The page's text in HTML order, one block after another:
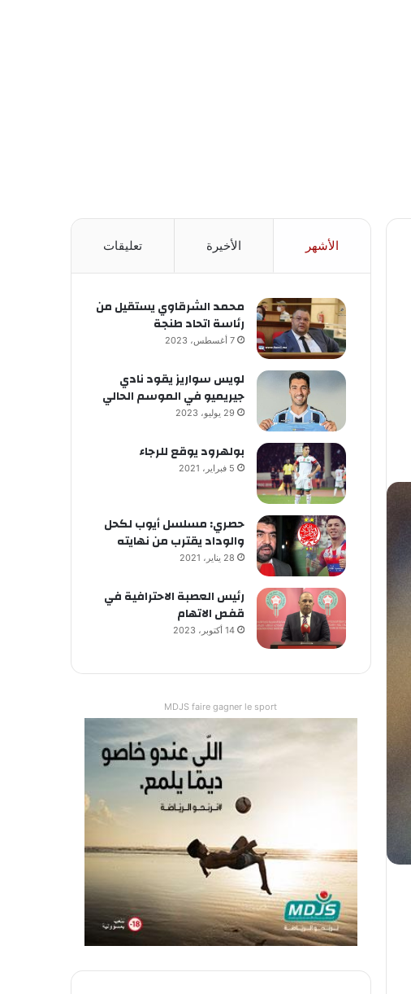
الأشهر الأخيرة تعليقات
محمد الشرقاوي يستقيل من
رئاسة اتحاد طنجة
7 أغسطس، 2023
لويس سواريز يقود نادي
جيريميو في الموسم الحالي
29 يوليو، 2023
بولهرود يوقع للرجاء
5 فبراير، 2021
حصري: مسلسل أيوب لكحل
والوداد يقترب من نهايته
28 يناير، 2021
رئيس العصبة الاحترافية في
قفص الاتهام
14 أكتوبر، 2023
MDJS faire gagner le sport